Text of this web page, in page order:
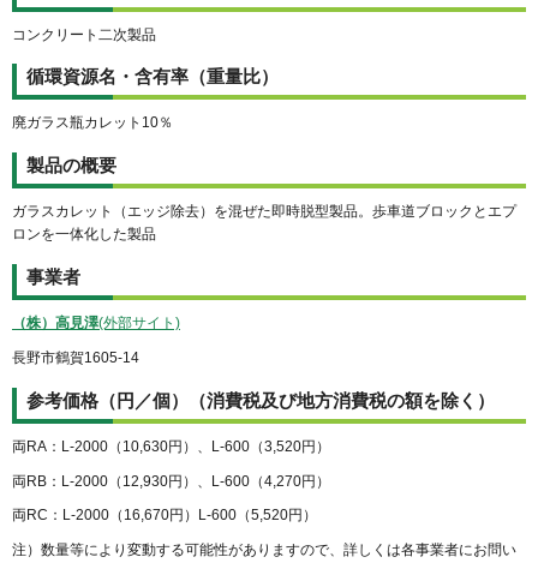
コンクリート二次製品
循環資源名・含有率（重量比）
廃ガラス瓶カレット10％
製品の概要
ガラスカレット（エッジ除去）を混ぜた即時脱型製品。歩車道ブロックとエプ
ロンを一体化した製品
事業者
（株）高見澤(外部サイト)
長野市鶴賀1605-14
参考価格（円／個）（消費税及び地方消費税の額を除く）
両RA：L-2000（10,630円）、L-600（3,520円）
両RB：L-2000（12,930円）、L-600（4,270円）
両RC：L-2000（16,670円）L-600（5,520円）
注）数量等により変動する可能性がありますので、詳しくは各事業者にお問い